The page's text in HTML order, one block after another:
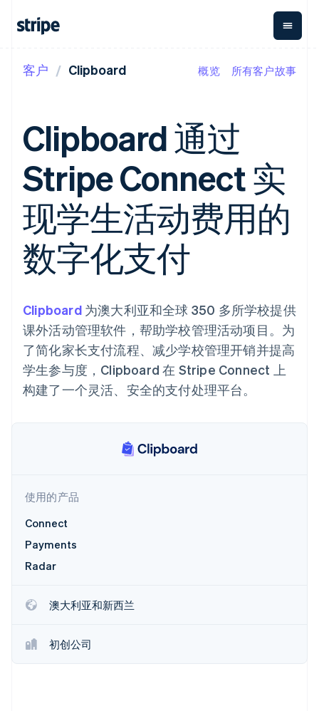
支付
在线支付
Payment links
Checkout
预构建支付界
面
Elements
灵活的 UI 组件
Payment
methods
接入 125+ 种支
线下支付
Authorization
Boost
支付成功率优
化
Link
加速结账
经常性收入
Metronome
按用量计费
Subscriptions
订阅管理
Invoicing
一次性或定期
账单
Tax
销售税和增值
税自动化
会计自动化
Stripe Sigma
自定义报告
Data Pipeline
数据同步
资金管
Global
Payouts
方打款
Crypto
钱包、
稳定币
发行和
平台
Radar
Atlas
初创企业注册
Climate
Stripe Sessions 2026
按企业阶段
按应用场景
智能体商务
加密货币
电子商务
嵌入式金融
财务自动化
全球化企业
应用内支付
资金管理
平台
SaaS
按行业
游戏
酒店、旅游与休闲
合作伙伴
文档
Stripe Apps
接受线上付款
实施预置结账流程
构建平台或交易市场
管理订阅
提供按用量计费
通过智能体配置和管理服
务
资源
API 状态
学习
支持
获取支持
托管支持方案
专业服务
产品路线图
Sessions 年度大会
招聘
资讯中心
Stripe Press
联系销售
客户 Clipboard 概览 所有客户故事
Clipboard 通过
Stripe Connect 实
现学生活动费用的
数字化支付
Clipboard为澳大利亚和全球 350 多所学校提供
课外活动管理软件，帮助学校管理活动项目。为
了简化家长支付流程、减少学校管理开销并提高
学生参与度，Clipboard 在 Stripe Connect 上
构建了一个灵活、安全的支付处理平台。
使用的产品
Connect
Payments
Radar
澳大利亚和新西兰
初创公司